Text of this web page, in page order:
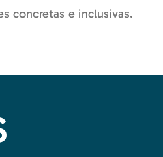
concretas e inclusivas.